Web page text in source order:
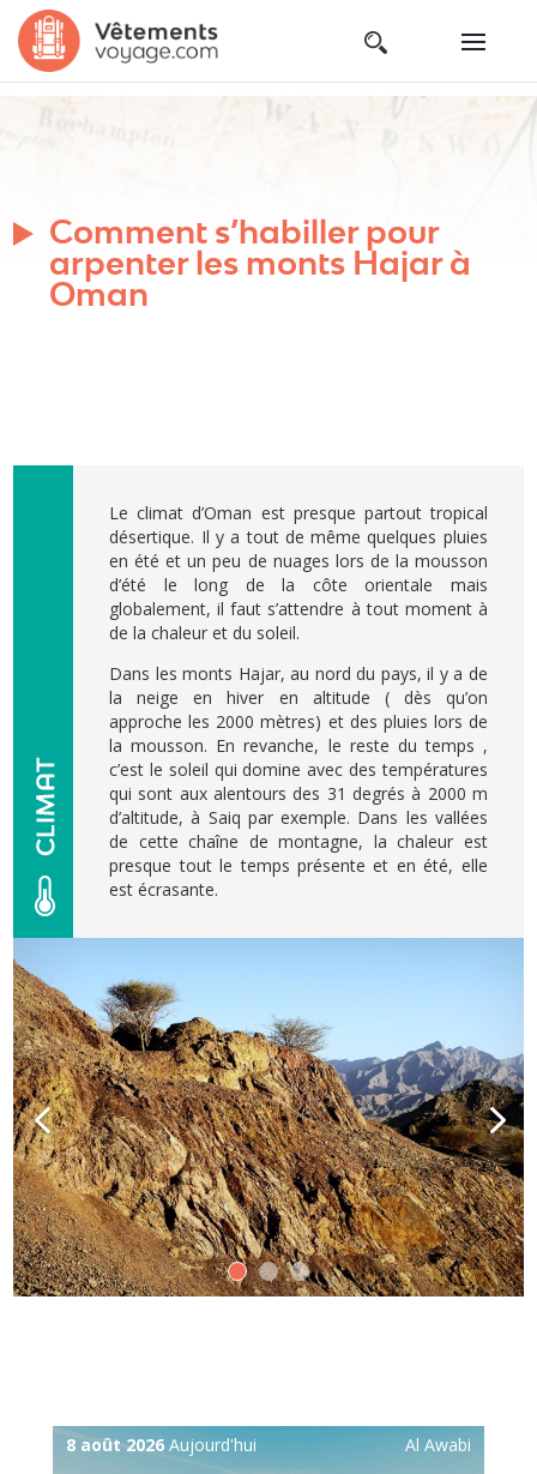
Comment s’habiller pour
arpenter les monts Hajar à
Oman
Le climat d’Oman est presque partout tropical
désertique. Il y a tout de même quelques pluies
en été et un peu de nuages lors de la mousson
d’été le long de la côte orientale mais
globalement, il faut s’attendre à tout moment à
de la chaleur et du soleil.
Dans les monts Hajar, au nord du pays, il y a de
la neige en hiver en altitude ( dès qu’on
approche les 2000 mètres) et des pluies lors de
la mousson. En revanche, le reste du temps ,
c’est le soleil qui domine avec des températures
qui sont aux alentours des 31 degrés à 2000 m
d’altitude, à Saiq par exemple. Dans les vallées
de cette chaîne de montagne, la chaleur est
presque tout le temps présente et en été, elle
est écrasante.
8 août 2026Aujourd'hui Al Awabi